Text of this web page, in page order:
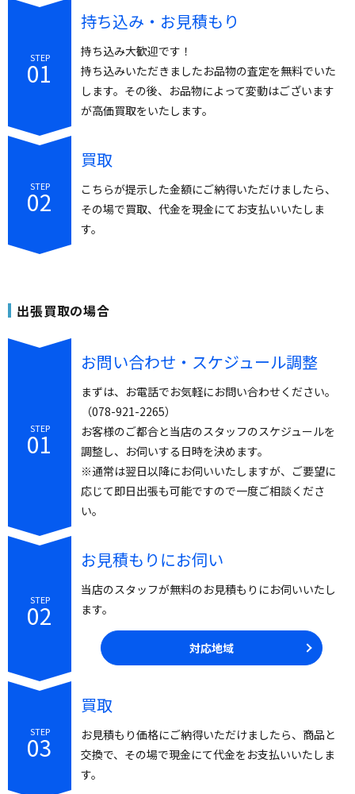
STEP
01
持ち込み・お見積もり
持ち込み大歓迎です！
持ち込みいただきましたお品物の査定を無料でいた
します。その後、お品物によって変動はございます
が高価買取をいたします。
STEP
02
買取
こちらが提示した金額にご納得いただけましたら、
その場で買取、代金を現金にてお支払いいたしま
す。
出張買取の場合
STEP
01
お問い合わせ・スケジュール調整
まずは、お電話でお気軽にお問い合わせください。
（078-921-2265）
お客様のご都合と当店のスタッフのスケジュールを
調整し、お伺いする日時を決めます。
※通常は翌日以降にお伺いいたしますが、ご要望に
応じて即日出張も可能ですので一度ご相談くださ
い。
STEP
02
お見積もりにお伺い
当店のスタッフが無料のお見積もりにお伺いいたし
ます。
対応地域
STEP
03
買取
お見積もり価格にご納得いただけましたら、商品と
交換で、その場で現金にて代金をお支払いいたしま
す。